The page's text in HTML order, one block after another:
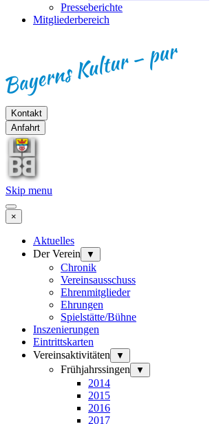
Presseberichte
Mitgliederbereich
Kontakt
Anfahrt
Skip menu
×
Aktuelles
Der Verein
▼
Chronik
Vereinsausschuss
Ehrenmitglieder
Ehrungen
Spielstätte/Bühne
Inszenierungen
Eintrittskarten
Vereinsaktivitäten
▼
Frühjahrssingen ▼
2014
2015
2016
2017